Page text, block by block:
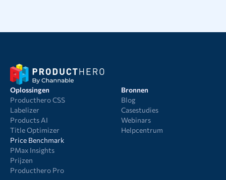
Oplossingen
Producthero CSS
Labelizer
Products AI
Title Optimizer
Price Benchmark
PMax Insights
Prijzen
Producthero Pro
Bronnen
Blog
Casestudies
Webinars
Helpcentrum